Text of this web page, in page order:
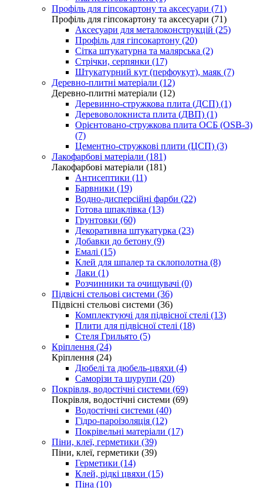
Профіль для гіпсокартону та аксесуари (71)
Профіль для гіпсокартону та аксесуари (71)
Аксесуари для металоконструкцій (25)
Профіль для гіпсокартону (20)
Сітка штукатурна та малярська (2)
Стрічки, серпянки (17)
Штукатурний кут (перфоукут), маяк (7)
Деревно-плитні матеріали (12)
Деревно-плитні матеріали (12)
Деревинно-стружкова плита (ДСП) (1)
Деревоволокниста плита (ДВП) (1)
Орієнтовано-стружкова плита ОСБ (OSB-3)
(7)
Цементно-стружкові плити (ЦСП) (3)
Лакофарбові матеріали (181)
Лакофарбові матеріали (181)
Антисептики (11)
Барвники (19)
Водно-дисперсійні фарби (22)
Готова шпаклівка (13)
Грунтовки (60)
Декоративна штукатурка (23)
Добавки до бетону (9)
Емалі (15)
Клей для шпалер та склополотна (8)
Лаки (1)
Розчинники та очищувачі (0)
Підвісні стельові системи (36)
Підвісні стельові системи (36)
Комплектуючі для підвісної стелі (13)
Плити для підвісної стелі (18)
Стеля Грильято (5)
Кріплення (24)
Кріплення (24)
Дюбелі та дюбель-цвяхи (4)
Саморізи та шурупи (20)
Покрівля, водостічні системи (69)
Покрівля, водостічні системи (69)
Водостічні системи (40)
Гідро-пароізоляція (12)
Покрівельні матеріали (17)
Піни, клеї, герметики (39)
Піни, клеї, герметики (39)
Герметики (14)
Клей, рідкі цвяхи (15)
Піна (10)